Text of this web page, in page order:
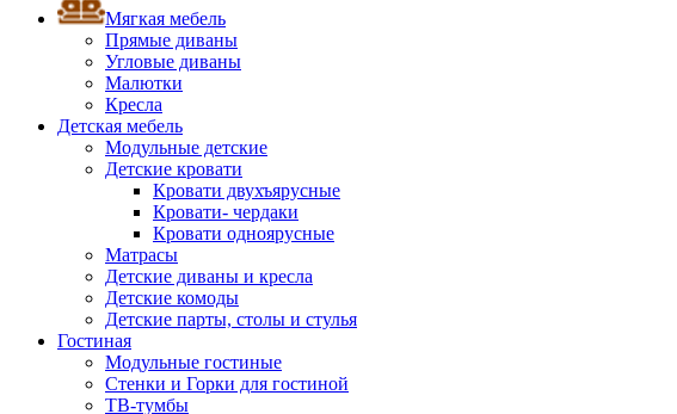
Мягкая мебель
Прямые диваны
Угловые диваны
Малютки
Кресла
Детская мебель
Модульные детские
Детские кровати
Кровати двухъярусные
Кровати- чердаки
Кровати одноярусные
Матрасы
Детские диваны и кресла
Детские комоды
Детские парты, столы и стулья
Гостиная
Модульные гостиные
Стенки и Горки для гостиной
ТВ-тумбы